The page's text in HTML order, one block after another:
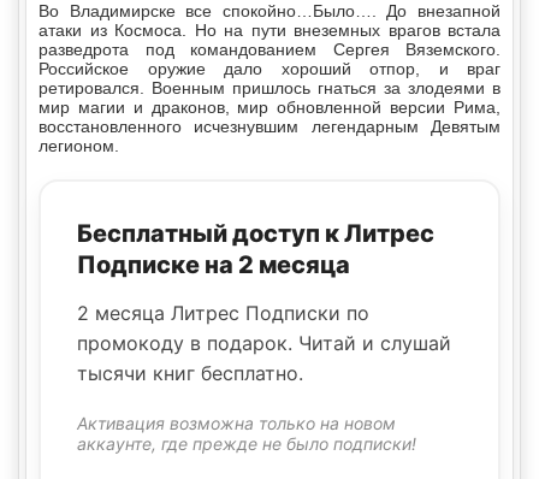
Во Владимирске все спокойно…Было…. До внезапной
атаки из Космоса. Но на пути внеземных врагов встала
разведрота под командованием Сергея Вяземского.
Российское оружие дало хороший отпор, и враг
ретировался. Военным пришлось гнаться за злодеями в
мир магии и драконов, мир обновленной версии Рима,
восстановленного исчезнувшим легендарным Девятым
легионом.
Бесплатный доступ к Литрес
Подписке на 2 месяца
2 месяца Литрес Подписки по
промокоду в подарок. Читай и слушай
тысячи книг бесплатно.
Активация возможна только на новом
аккаунте, где прежде не было подписки!